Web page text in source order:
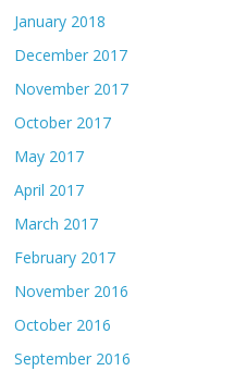
January 2018
December 2017
November 2017
October 2017
May 2017
April 2017
March 2017
February 2017
November 2016
October 2016
September 2016